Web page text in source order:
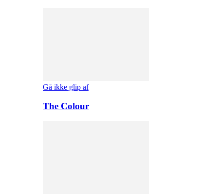
Gå ikke glip af
The Colour